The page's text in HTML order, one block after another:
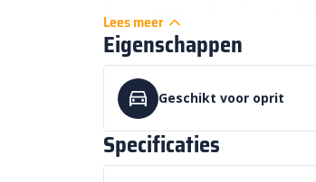
basis kleur van antraciet. De cijfers
Let op! Dit betreft een bestelproduct
worden.
Lees meer
Eigenschappen
Geschikt voor oprit
Specificaties